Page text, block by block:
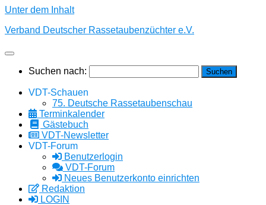
Unter dem Inhalt
Verband Deutscher Rassetaubenzüchter e.V.
Suchen nach:
VDT-Schauen
75. Deutsche Rassetaubenschau
Terminkalender
Gästebuch
VDT-Newsletter
VDT-Forum
Benutzerlogin
VDT-Forum
Neues Benutzerkonto einrichten
Redaktion
LOGIN